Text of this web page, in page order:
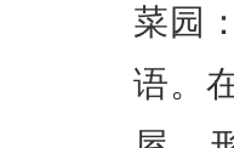
菜园
语。